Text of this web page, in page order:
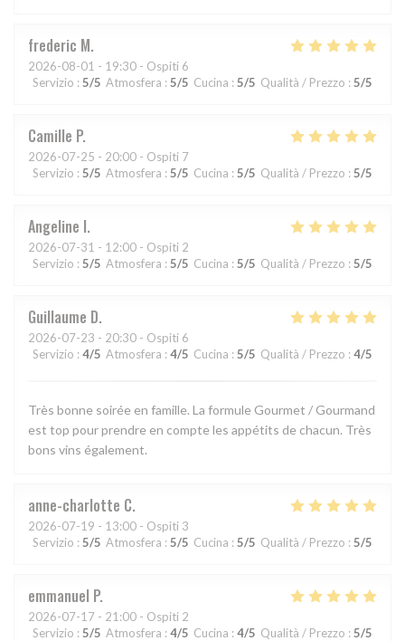
frederic M
2026-08-01 - 19:30 - Ospiti 6
Servizio : 5/5 Atmosfera : 5/5 Cucina : 5/5 Qualità / Prezzo : 5/5
Camille P
2026-07-25 - 20:00 - Ospiti 7
Servizio : 5/5 Atmosfera : 5/5 Cucina : 5/5 Qualità / Prezzo : 5/5
Angeline I
2026-07-31 - 12:00 - Ospiti 2
Servizio : 5/5 Atmosfera : 5/5 Cucina : 5/5 Qualità / Prezzo : 5/5
Guillaume D
2026-07-23 - 20:30 - Ospiti 6
Servizio : 4/5 Atmosfera : 4/5 Cucina : 5/5 Qualità / Prezzo : 4/5
Très bonne soirée en famille. La formule Gourmet / Gourmand
est top pour prendre en compte les appétits de chacun. Très
bons vins également.
anne-charlotte C
2026-07-19 - 13:00 - Ospiti 3
Servizio : 5/5 Atmosfera : 5/5 Cucina : 5/5 Qualità / Prezzo : 5/5
emmanuel P
2026-07-17 - 21:00 - Ospiti 2
Servizio : 5/5 Atmosfera : 4/5 Cucina : 4/5 Qualità / Prezzo : 5/5